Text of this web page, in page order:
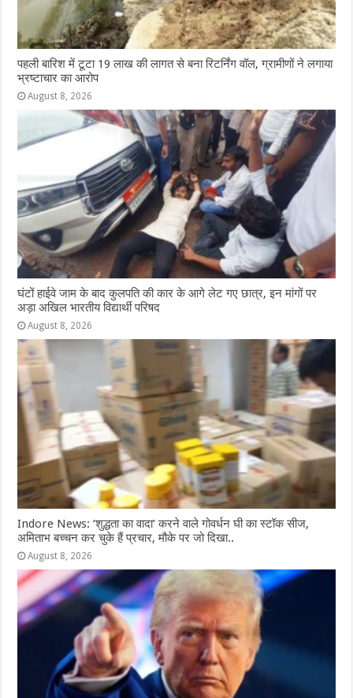
पहली बारिश में टूटा 19 लाख की लागत से बना रिटर्निंग वॉल, ग्रामीणों ने लगाया
भ्रष्टाचार का आरोप
August 8, 2026
घंटों हाईवे जाम के बाद कुलपति की कार के आगे लेट गए छात्र, इन मांगों पर
अड़ा अखिल भारतीय विद्यार्थी परिषद
August 8, 2026
Indore News: ‘शुद्धता का वादा’ करने वाले गोवर्धन घी का स्टॉक सीज,
अमिताभ बच्चन कर चुके हैं प्रचार, मौके पर जो दिखा..
August 8, 2026